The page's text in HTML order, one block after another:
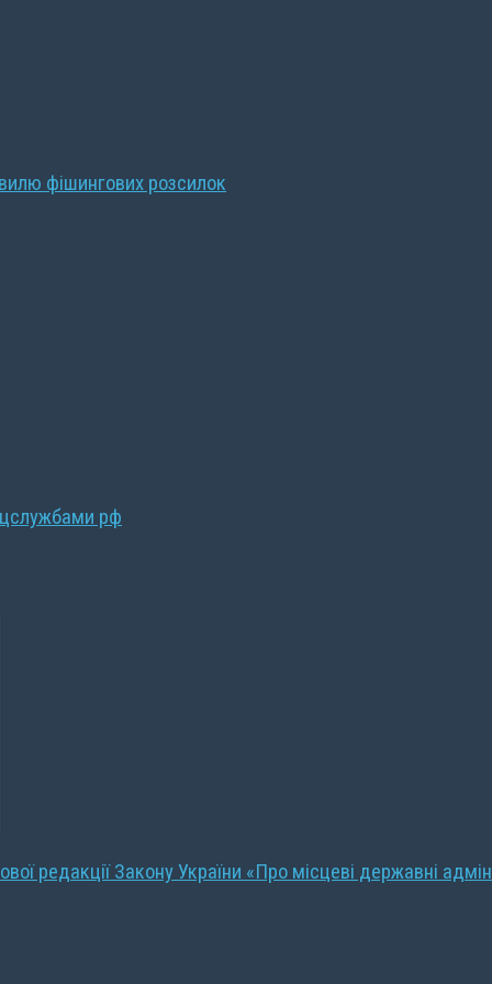
фішингових розсилок
рф
редакції Закону України «Про місцеві державні